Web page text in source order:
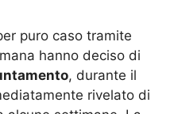
puro caso tramite
hanno deciso di
, durante il
rivelato di